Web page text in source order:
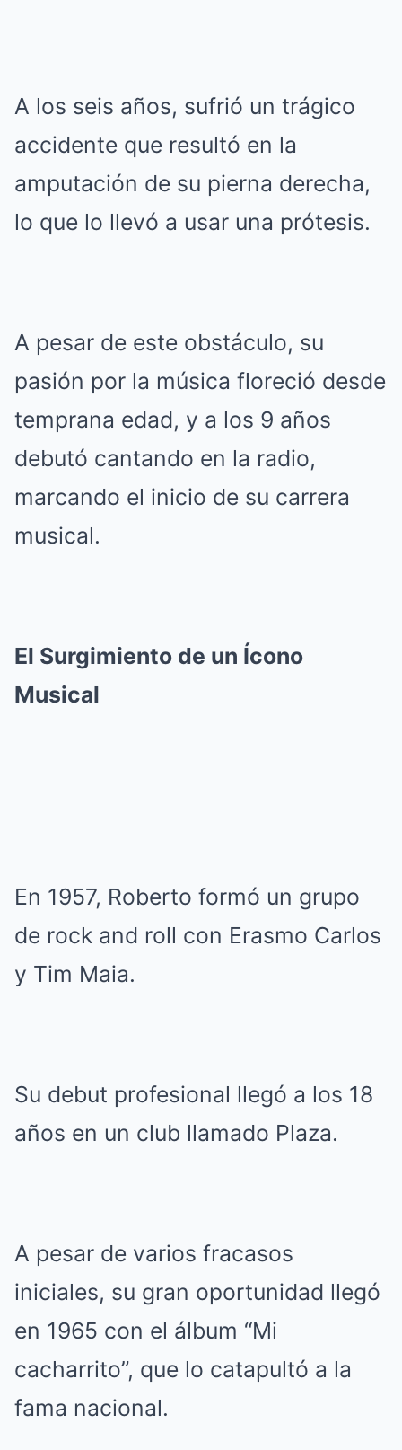
A los seis años, sufrió un trágico
accidente que resultó en la
amputación de su pierna derecha,
lo que lo llevó a usar una prótesis.
A pesar de este obstáculo, su
pasión por la música floreció desde
temprana edad, y a los 9 años
debutó cantando en la radio,
marcando el inicio de su carrera
musical.
El Surgimiento de un Ícono
Musical
En 1957, Roberto formó un grupo
de rock and roll con Erasmo Carlos
y Tim Maia.
Su debut profesional llegó a los 18
años en un club llamado Plaza.
A pesar de varios fracasos
iniciales, su gran oportunidad llegó
en 1965 con el álbum “Mi
cacharrito”, que lo catapultó a la
fama nacional.